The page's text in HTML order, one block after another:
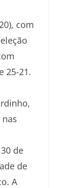
com
25-21.
de
de
A